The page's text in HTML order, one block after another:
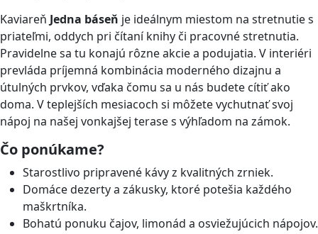
Kaviareň Jedna báseň je ideálnym miestom na stretnutie s
priateľmi, oddych pri čítaní knihy či pracovné stretnutia.
Pravidelne sa tu konajú rôzne akcie a podujatia. V interiéri
prevláda príjemná kombinácia moderného dizajnu a
útulných prvkov, vďaka čomu sa u nás budete cítiť ako
doma. V teplejších mesiacoch si môžete vychutnať svoj
nápoj na našej vonkajšej terase s výhľadom na zámok.
Čo ponúkame?
Starostlivo pripravené kávy z kvalitných zrniek.
Domáce dezerty a zákusky, ktoré potešia každého
maškrtníka.
Bohatú ponuku čajov, limonád a osviežujúcich nápojov.